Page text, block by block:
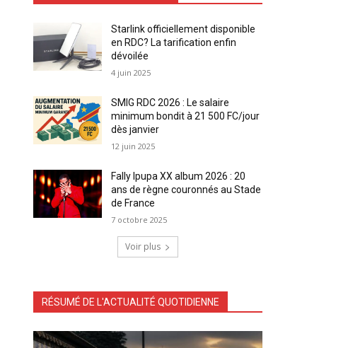
Starlink officiellement disponible
en RDC? La tarification enfin
dévoilée
4 juin 2025
SMIG RDC 2026 : Le salaire
minimum bondit à 21 500 FC/jour
dès janvier
12 juin 2025
Fally Ipupa XX album 2026 : 20
ans de règne couronnés au Stade
de France
7 octobre 2025
Voir plus
RÉSUMÉ DE L'ACTUALITÉ QUOTIDIENNE